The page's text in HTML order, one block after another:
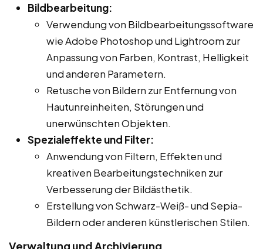
Bildbearbeitung:
Verwendung von Bildbearbeitungssoftware
wie Adobe Photoshop und Lightroom zur
Anpassung von Farben, Kontrast, Helligkeit
und anderen Parametern.
Retusche von Bildern zur Entfernung von
Hautunreinheiten, Störungen und
unerwünschten Objekten.
Spezialeffekte und Filter:
Anwendung von Filtern, Effekten und
kreativen Bearbeitungstechniken zur
Verbesserung der Bildästhetik.
Erstellung von Schwarz-Weiß- und Sepia-
Bildern oder anderen künstlerischen Stilen.
Verwaltung und Archivierung